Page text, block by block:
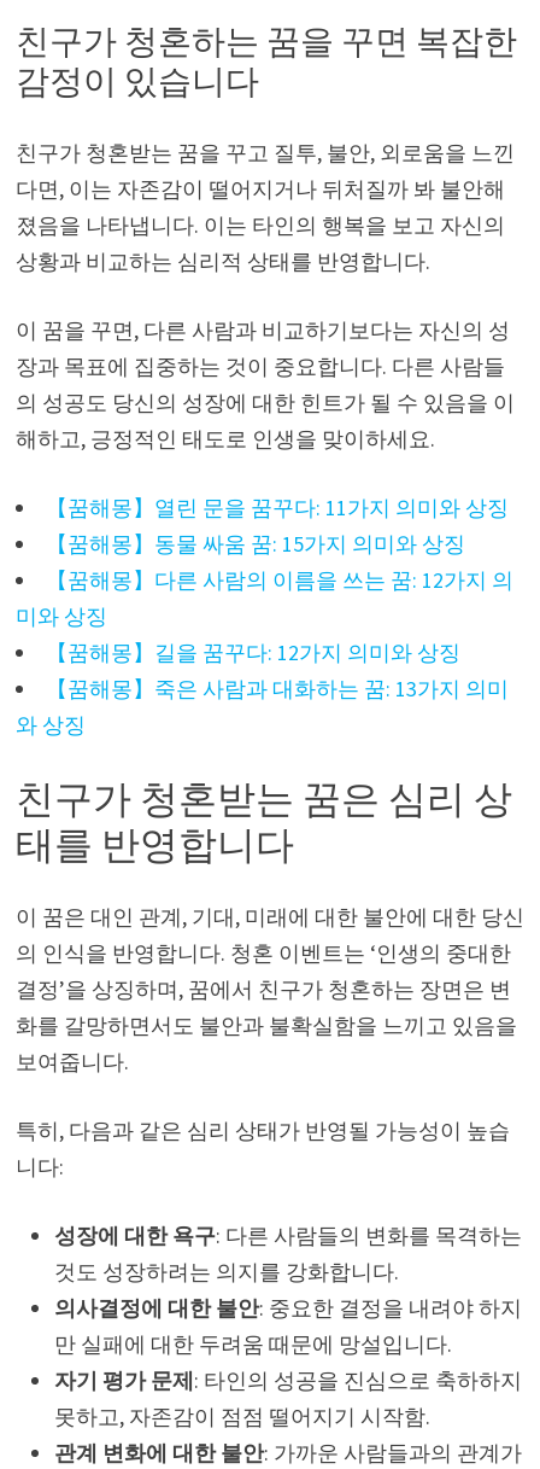
친구가 청혼하는 꿈을 꾸면 복잡한
감정이 있습니다
친구가 청혼받는 꿈을 꾸고 질투, 불안, 외로움을 느낀
다면, 이는 자존감이 떨어지거나 뒤처질까 봐 불안해
졌음을 나타냅니다. 이는 타인의 행복을 보고 자신의
상황과 비교하는 심리적 상태를 반영합니다.
이 꿈을 꾸면, 다른 사람과 비교하기보다는 자신의 성
장과 목표에 집중하는 것이 중요합니다. 다른 사람들
의 성공도 당신의 성장에 대한 힌트가 될 수 있음을 이
해하고, 긍정적인 태도로 인생을 맞이하세요.
【꿈해몽】열린 문을 꿈꾸다: 11가지 의미와 상징
【꿈해몽】동물 싸움 꿈: 15가지 의미와 상징
【꿈해몽】다른 사람의 이름을 쓰는 꿈: 12가지 의
미와 상징
【꿈해몽】길을 꿈꾸다: 12가지 의미와 상징
【꿈해몽】죽은 사람과 대화하는 꿈: 13가지 의미
와 상징
친구가 청혼받는 꿈은 심리 상
태를 반영합니다
이 꿈은 대인 관계, 기대, 미래에 대한 불안에 대한 당신
의 인식을 반영합니다. 청혼 이벤트는 ‘인생의 중대한
결정’을 상징하며, 꿈에서 친구가 청혼하는 장면은 변
화를 갈망하면서도 불안과 불확실함을 느끼고 있음을
보여줍니다.
특히, 다음과 같은 심리 상태가 반영될 가능성이 높습
니다:
성장에 대한 욕구: 다른 사람들의 변화를 목격하는
것도 성장하려는 의지를 강화합니다.
의사결정에 대한 불안: 중요한 결정을 내려야 하지
만 실패에 대한 두려움 때문에 망설입니다.
자기 평가 문제: 타인의 성공을 진심으로 축하하지
못하고, 자존감이 점점 떨어지기 시작함.
관계 변화에 대한 불안: 가까운 사람들과의 관계가